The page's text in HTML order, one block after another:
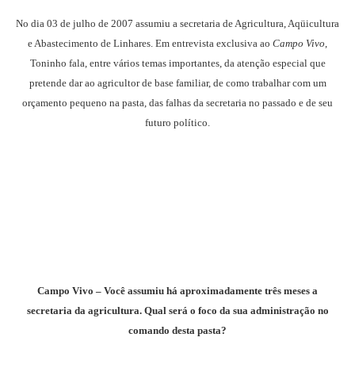
No dia 03 de julho de 2007 assumiu a secretaria de Agricultura, Aqüicultura
e Abastecimento de Linhares. Em entrevista exclusiva ao Campo Vivo
Toninho fala, entre vários temas importantes, da atenção especial que
pretende dar ao agricultor de base familiar, de como trabalhar com um
orçamento pequeno na pasta, das falhas da secretaria no passado e de seu
futuro político.
Campo Vivo – Você assumiu há aproximadamente três meses a
secretaria da agricultura. Qual será o foco da sua administração no
comando desta pasta?